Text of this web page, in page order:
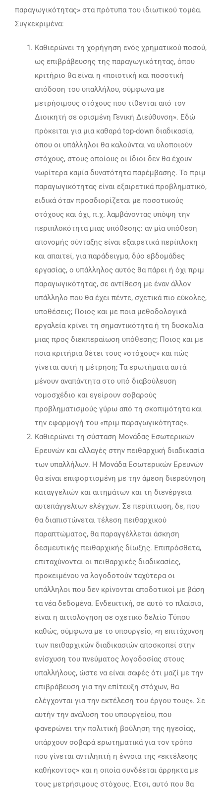
παραγωγικότητας» στα πρότυπα του ιδιωτικού τομέα.
Συγκεκριμένα:
Καθιερώνει τη χορήγηση ενός χρηματικού ποσού,
ως επιβράβευσης της παραγωγικότητας, όπου
κριτήριο θα είναι η «ποιοτική και ποσοτική
απόδοση του υπαλλήλου, σύμφωνα με
μετρήσιμους στόχους που τίθενται από τον
Διοικητή σε ορισμένη Γενική Διεύθυνση». Εδώ
πρόκειται για μια καθαρά top-down διαδικασία,
όπου οι υπάλληλοι θα καλούνται να υλοποιούν
στόχους, στους οποίους οι ίδιοι δεν θα έχουν
νωρίτερα καμία δυνατότητα παρέμβασης. Το πριμ
παραγωγικότητας είναι εξαιρετικά προβληματικό,
ειδικά όταν προσδιορίζεται με ποσοτικούς
στόχους και όχι, π.χ. λαμβάνοντας υπόψη την
περιπλοκότητα μιας υπόθεσης: αν μία υπόθεση
απονομής σύνταξης είναι εξαιρετικά περίπλοκη
και απαιτεί, για παράδειγμα, δύο εβδομάδες
εργασίας, ο υπάλληλος αυτός θα πάρει ή όχι πριμ
παραγωγικότητας, σε αντίθεση με έναν άλλον
υπάλληλο που θα έχει πέντε, σχετικά πιο εύκολες,
υποθέσεις; Ποιος και με ποια μεθοδολογικά
εργαλεία κρίνει τη σημαντικότητα ή τη δυσκολία
μιας προς διεκπεραίωση υπόθεσης; Ποιος και με
ποια κριτήρια θέτει τους «στόχους» και πώς
γίνεται αυτή η μέτρηση; Τα ερωτήματα αυτά
μένουν αναπάντητα στο υπό διαβούλευση
νομοσχέδιο και εγείρουν σοβαρούς
προβληματισμούς γύρω από τη σκοπιμότητα και
την εφαρμογή του «πριμ παραγωγικότητας».
Καθιερώνει τη σύσταση Μονάδας Εσωτερικών
Ερευνών και αλλαγές στην πειθαρχική διαδικασία
των υπαλλήλων. Η Μονάδα Εσωτερικών Ερευνών
θα είναι επιφορτισμένη με την άμεση διερεύνηση
καταγγελιών και αιτημάτων και τη διενέργεια
αυτεπάγγελτων ελέγχων. Σε περίπτωση, δε, που
θα διαπιστώνεται τέλεση πειθαρχικού
παραπτώματος, θα παραγγέλλεται άσκηση
δεσμευτικής πειθαρχικής δίωξης. Επιπρόσθετα,
επιταχύνονται οι πειθαρχικές διαδικασίες,
προκειμένου να λογοδοτούν ταχύτερα οι
υπάλληλοι που δεν κρίνονται αποδοτικοί με βάση
τα νέα δεδομένα. Ενδεικτική, σε αυτό το πλαίσιο,
είναι η αιτιολόγηση σε σχετικό δελτίο Τύπου
καθώς, σύμφωνα με το υπουργείο, «η επιτάχυνση
των πειθαρχικών διαδικασιών αποσκοπεί στην
ενίσχυση του πνεύματος λογοδοσίας στους
υπαλλήλους, ώστε να είναι σαφές ότι μαζί με την
επιβράβευση για την επίτευξη στόχων, θα
ελέγχονται για την εκτέλεση του έργου τους». Σε
αυτήν την ανάλυση του υπουργείου, που
φανερώνει την πολιτική βούληση της ηγεσίας,
υπάρχουν σοβαρά ερωτηματικά για τον τρόπο
που γίνεται αντιληπτή η έννοια της «εκτέλεσης
καθήκοντος» και η οποία συνδέεται άρρηκτα με
τους μετρήσιμους στόχους. Έτσι, αυτό που θα